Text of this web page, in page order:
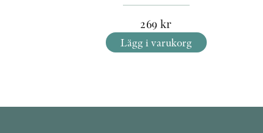
269 kr
Lägg i varukorg